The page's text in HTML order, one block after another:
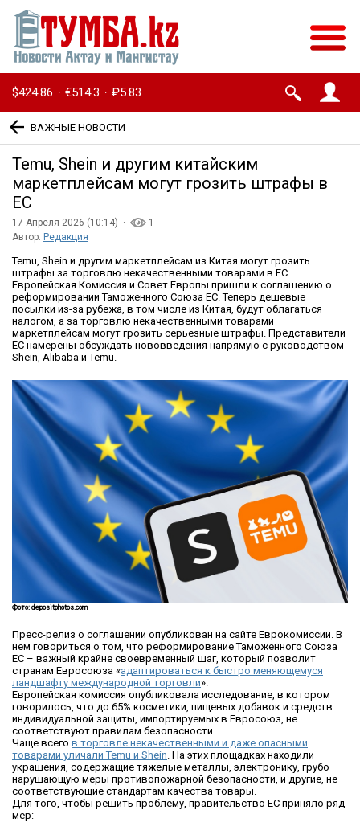
$424.86 · €514.3 · ₽5.83
ВАЖНЫЕ НОВОСТИ
Temu, Shein и другим китайским
маркетплейсам могут грозить штрафы в
ЕС
17 Апреля 2026 (10:14) ·
1
Автор: Редакция
Temu, Shein и другим маркетплейсам из Китая могут грозить
штрафы за торговлю некачественными товарами в ЕС.
Европейская Комиссия и Совет Европы пришли к соглашению о
реформировании Таможенного Союза ЕС. Теперь дешевые
посылки из-за рубежа, в том числе из Китая, будут облагаться
налогом, а за торговлю некачественными товарами
маркетплейсам могут грозить серьезные штрафы. Представители
ЕС намерены обсуждать нововведения напрямую с руководством
Shein, Alibaba и Temu.
Фото: depositphotos.com
Пресс-релиз о соглашении опубликован на сайте Еврокомиссии. В
нем говориться о том, что реформирование Таможенного Союза
ЕС – важный крайне своевременный шаг, который позволит
странам Евросоюза «адаптироваться к быстро меняющемуся
ландшафту международной торговли».
Европейская комиссия опубликовала исследование, в котором
говорилось, что до 65% косметики, пищевых добавок и средств
индивидуальной защиты, импортируемых в Евросоюз, не
соответствуют правилам безопасности.
Чаще всего в торговле некачественными и даже опасными
товарами уличали Temu и Shein . На этих площадках находили
украшения, содержащие тяжелые металлы, электронику, грубо
нарушающую меры противопожарной безопасности, и другие, не
соответствующие стандартам качества товары.
Для того, чтобы решить проблему, правительство ЕС приняло ряд
мер: